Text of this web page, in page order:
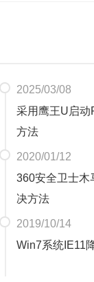
2025/03/08
采用鹰王U启动
方法
2020/01/12
360安全卫士木
决方法
2019/10/14
Win7系统IE11